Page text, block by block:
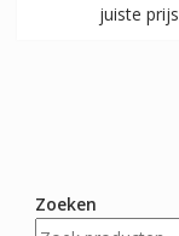
juiste prijs
Zoeken